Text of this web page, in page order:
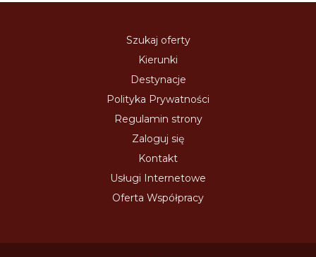
Szukaj oferty
Kierunki
Destynacje
Polityka Prywatności
Regulamin strony
Zaloguj się
Kontakt
Usługi Internetowe
Oferta Współpracy